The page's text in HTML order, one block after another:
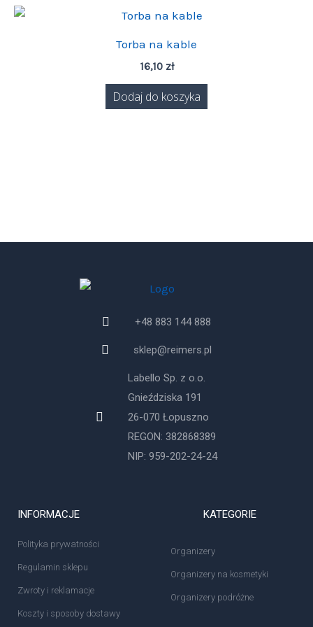
Torba na kable
16,10 zł
Dodaj do koszyka
+48 883 144 888
sklep@reimers.pl
Labello Sp. z o.o.
Gnieździska 191
26-070 Łopuszno
REGON: 382868389
NIP: 959-202-24-24
INFORMACJE
Polityka prywatności
Regulamin sklepu
Zwroty i reklamacje
Koszty i sposoby dostawy
KATEGORIE
Organizery
Organizery na kosmetyki
Organizery podróżne